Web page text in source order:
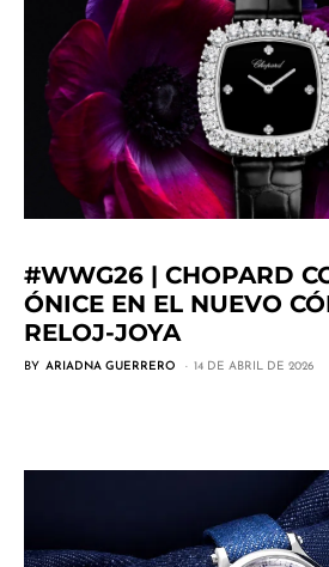
#WWG26 | CHOPARD
ÓNICE EN EL NUEVO
RELOJ-JOYA
BY ARIADNA GUERRERO 14 DE ABRIL DE 2026